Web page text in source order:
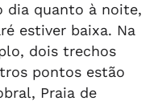
dia quanto à noite,
estiver baixa. Na
dois trechos
pontos estão
Praia de